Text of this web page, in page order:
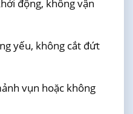
động, không vận
yếu, không cắt đứt
vụn hoặc không